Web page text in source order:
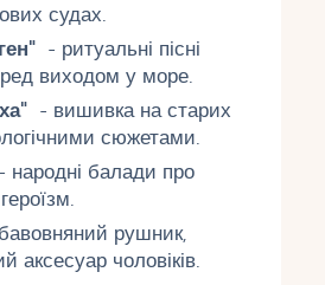
судах.
- ритуальні пісні
виходом у море.
- вишивка на старих
сюжетами.
балади про
рушник,
аксесуар чоловіків.